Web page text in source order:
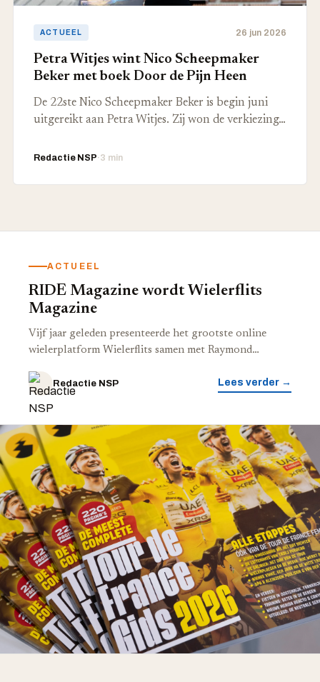
ACTUEEL 26 jun 2026
Petra Witjes wint Nico Scheepmaker
Beker met boek Door de Pijn Heen
De 22ste Nico Scheepmaker Beker is begin juni
uitgereikt aan Petra Witjes. Zij won de verkiezing…
Redactie NSP·3 min
ACTUEEL
RIDE Magazine wordt Wielerflits
Magazine
Vijf jaar geleden presenteerde het grootste online
wielerplatform Wielerflits samen met Raymond…
Redactie NSP Lees verder →